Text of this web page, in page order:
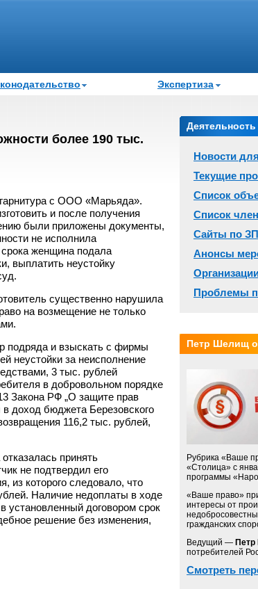
Экспертиза
более 190 тыс.
гарнитура с ООО «Марьяда».
и после получения
были приложены документы,
не исполнила
срока женщина подала
выплатить неустойку
существенно нарушила
на возмещение не только
подряда и взыскать с фирмы
неустойки за неисполнение
3 тыс. рублей
в добровольном порядке
Закона РФ „О защите прав
доход бюджета Березовского
116,2 тыс. рублей,
принять
не подтвердил его
из которого следовало, что
Наличие недоплаты в ходе
установленный договором срок
решение без изменения,
Деятельность
Новости
Текущие
Список
Список
Сайты по
Анонсы
Проблемы
Петр Шелищ
Рубрика «Ваше
«Столица» с
программы
«Ваше право»
интересы от
гражданских
Ведущий —
потребителей
Смотреть